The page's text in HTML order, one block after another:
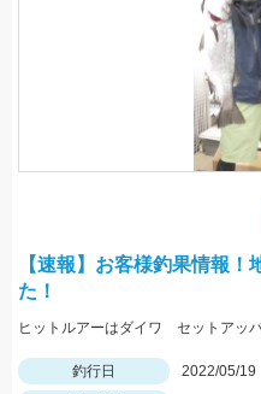
【速報】お客様釣果情報
た！
釣行日
2022/05/19